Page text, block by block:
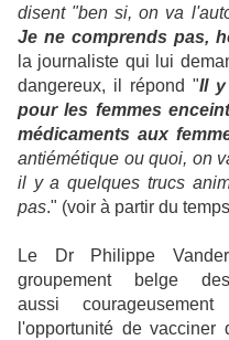
disent "ben si, on va
Je ne comprends pas,
la journaliste qui lui
dangereux, il répond "Il y
pour les femmes
médicaments aux
antiémétique ou quoi, on
il y a quelques trucs
pas." (voir à partir du
Le Dr Philippe
groupement belge
aussi
l'opportunité de